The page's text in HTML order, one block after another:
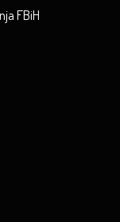
FBiH